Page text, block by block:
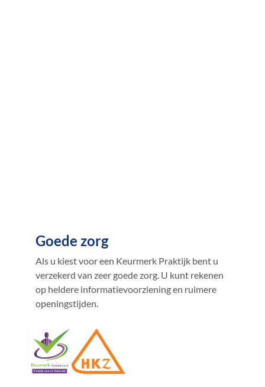
Goede zorg
Als u kiest voor een Keurmerk Praktijk bent u
verzekerd van zeer goede zorg. U kunt rekenen
op heldere informatievoorziening en ruimere
openingstijden.